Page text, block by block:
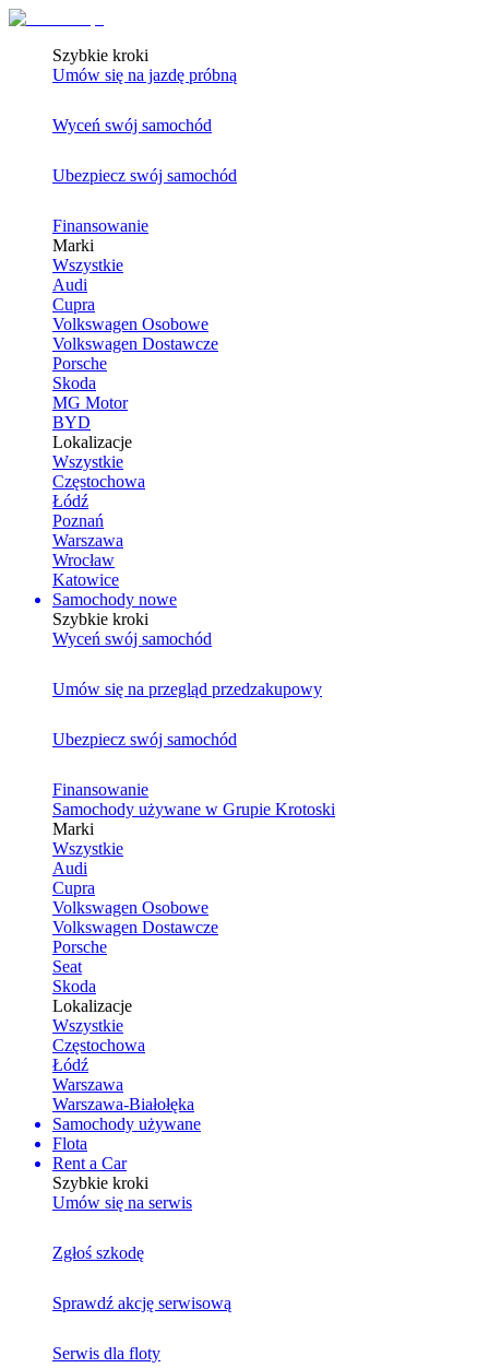
Szybkie kroki
Umów się na jazdę próbną
Wyceń swój samochód
Ubezpiecz swój samochód
Finansowanie
Marki
Wszystkie
Audi
Cupra
Volkswagen Osobowe
Volkswagen Dostawcze
Porsche
Skoda
MG Motor
BYD
Lokalizacje
Wszystkie
Częstochowa
Łódź
Poznań
Warszawa
Wrocław
Katowice
Samochody nowe
Szybkie kroki
Wyceń swój samochód
Umów się na przegląd przedzakupowy
Ubezpiecz swój samochód
Finansowanie
Samochody używane w Grupie Krotoski
Marki
Wszystkie
Audi
Cupra
Volkswagen Osobowe
Volkswagen Dostawcze
Porsche
Seat
Skoda
Lokalizacje
Wszystkie
Częstochowa
Łódź
Warszawa
Warszawa-Białołęka
Samochody używane
Flota
Rent a Car
Szybkie kroki
Umów się na serwis
Zgłoś szkodę
Sprawdź akcję serwisową
Serwis dla floty